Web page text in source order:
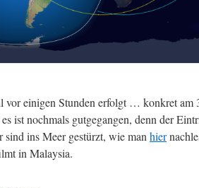
vor einigen Stunden erfolgt … konkret am
ist nochmals gutgegangen, denn der
sind ins Meer gestürzt, wie man hier
in Malaysia.